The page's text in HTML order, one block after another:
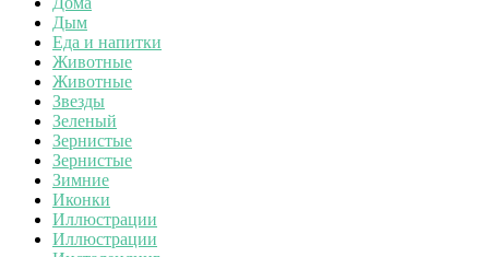
Дым
Еда и напитки
Животные
Животные
Звезды
Зеленый
Зернистые
Зернистые
Зимние
Иконки
Иллюстрации
Иллюстрации